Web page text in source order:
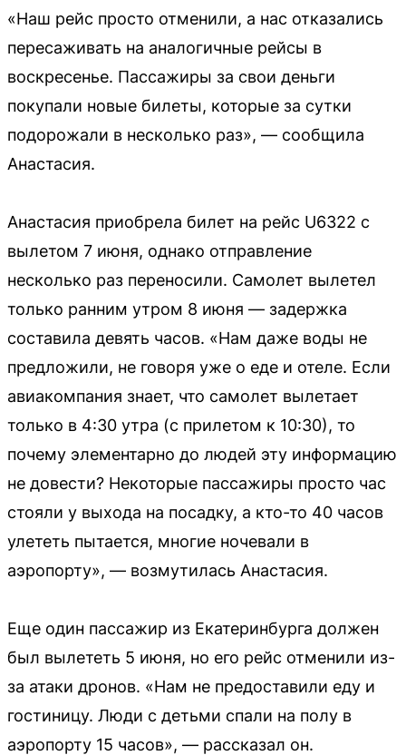
«Наш рейс просто отменили, а нас отказались
пересаживать на аналогичные рейсы в
воскресенье. Пассажиры за свои деньги
покупали новые билеты, которые за сутки
подорожали в несколько раз», — сообщила
Анастасия.
Анастасия приобрела билет на рейс U6322 с
вылетом 7 июня, однако отправление
несколько раз переносили. Самолет вылетел
только ранним утром 8 июня — задержка
составила девять часов. «Нам даже воды не
предложили, не говоря уже о еде и отеле. Если
авиакомпания знает, что самолет вылетает
только в 4:30 утра (с прилетом к 10:30), то
почему элементарно до людей эту информацию
не довести? Некоторые пассажиры просто час
стояли у выхода на посадку, а кто-то 40 часов
улететь пытается, многие ночевали в
аэропорту», — возмутилась Анастасия.
Еще один пассажир из Екатеринбурга должен
был вылететь 5 июня, но его рейс отменили из-
за атаки дронов. «Нам не предоставили еду и
гостиницу. Люди с детьми спали на полу в
аэропорту 15 часов», — рассказал он.